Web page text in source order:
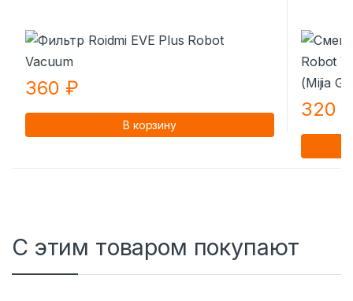
360 ₽
В корзину
320
С этим товаром покупают